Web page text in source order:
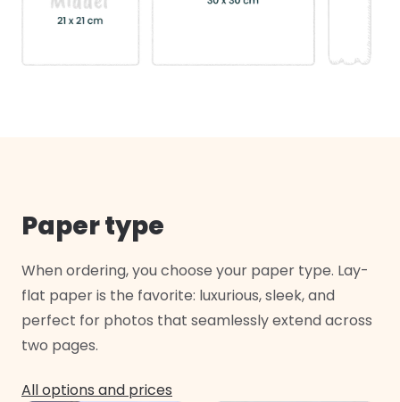
Paper type
When ordering, you choose your paper type. Lay-
flat paper is the favorite: luxurious, sleek, and
perfect for photos that seamlessly extend across
two pages.
All options and prices